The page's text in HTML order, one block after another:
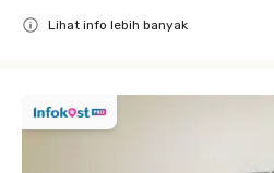
Lihat info lebih banyak